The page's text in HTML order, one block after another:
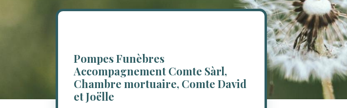
Pompes Funèbres
Accompagnement Comte Sàrl,
Chambre mortuaire, Comte David
et Joëlle